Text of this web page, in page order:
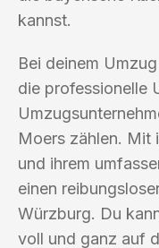
kannst.
Bei deinem
die professionelle
Moers zählen. Mit
und ihrem
einen
Würzburg. Du
voll und ganz auf